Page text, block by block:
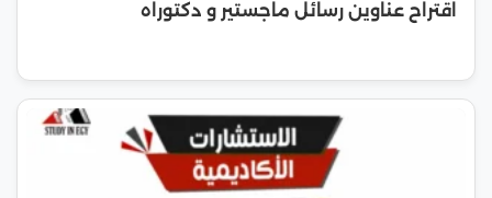
اقتراح عناوين رسائل ماجستير و دكتوراه